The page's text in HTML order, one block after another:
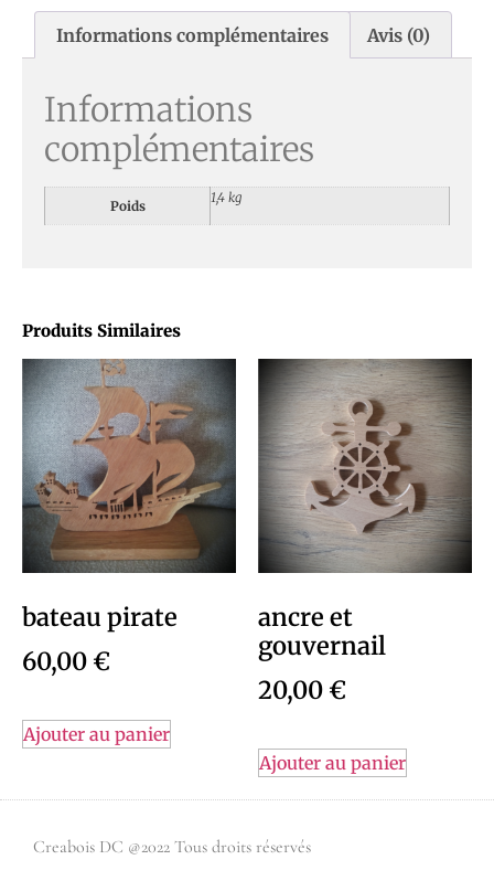
Produits Similaires
bateau pirate
60,00 €
Ajouter au panier
ancre et
gouvernail
20,00 €
Ajouter au panier
Informations complémentaires Avis (0)
Informations
complémentaires
Poids
1,4 kg
Creabois DC @2022 Tous droits réservés